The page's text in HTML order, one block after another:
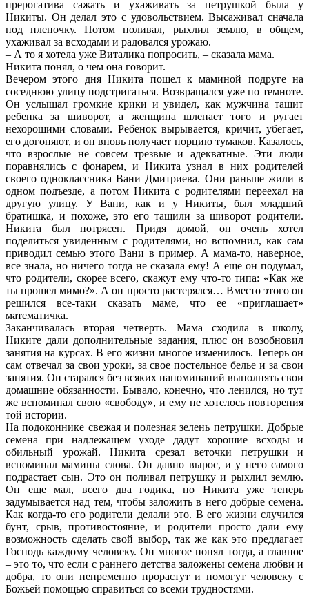
прерогатива сажать и ухаживать за петрушкой была у
Никиты. Он делал это с удовольствием. Высаживал сначала
под пленочку. Потом поливал, рыхлил землю, в общем,
ухаживал за всходами и радовался урожаю.
– А то я хотела уже Виталика попросить, – сказала мама.
Никита понял, о чем она говорит.
Вечером этого дня Никита пошел к маминой подруге на
соседнюю улицу подстригаться. Возвращался уже по темноте.
Он услышал громкие крики и увидел, как мужчина тащит
ребенка за шиворот, а женщина шлепает того и ругает
нехорошими словами. Ребенок вырывается, кричит, убегает,
его догоняют, и он вновь получает порцию тумаков. Казалось,
что взрослые не совсем трезвые и адекватные. Эти люди
поравнялись с фонарем, и Никита узнал в них родителей
своего одноклассника Вани Дмитриева. Они раньше жили в
одном подъезде, а потом Никита с родителями переехал на
другую улицу. У Вани, как и у Никиты, был младший
братишка, и похоже, это его тащили за шиворот родители.
Никита был потрясен. Придя домой, он очень хотел
поделиться увиденным с родителями, но вспомнил, как сам
приводил семью этого Вани в пример. А мама-то, наверное,
все знала, но ничего тогда не сказала ему! А еще он подумал,
что родители, скорее всего, скажут ему что-то типа: «Как же
ты прошел мимо?». А он просто растерялся… Вместо этого он
решился все-таки сказать маме, что ее «приглашает»
математичка.
Заканчивалась вторая четверть. Мама сходила в школу,
Никите дали дополнительные задания, плюс он возобновил
занятия на курсах. В его жизни многое изменилось. Теперь он
сам отвечал за свои уроки, за свое постельное белье и за свои
занятия. Он старался без всяких напоминаний выполнять свои
домашние обязанности. Бывало, конечно, что ленился, но тут
же вспоминал свою «свободу», и ему не хотелось повторения
той истории.
На подоконнике свежая и полезная зелень петрушки. Добрые
семена при надлежащем уходе дадут хорошие всходы и
обильный урожай. Никита срезал веточки петрушки и
вспоминал мамины слова. Он давно вырос, и у него самого
подрастает сын. Это он поливал петрушку и рыхлил землю.
Он еще мал, всего два годика, но Никита уже теперь
задумывается над тем, чтобы заложить в него добрые семена.
Как когда-то его родители делали это. В его жизни случился
бунт, срыв, противостояние, и родители просто дали ему
возможность сделать свой выбор, так же как это предлагает
Господь каждому человеку. Он многое понял тогда, а главное
– это то, что если с раннего детства заложены семена любви и
добра, то они непременно прорастут и помогут человеку с
Божьей помощью справиться со всеми трудностями.